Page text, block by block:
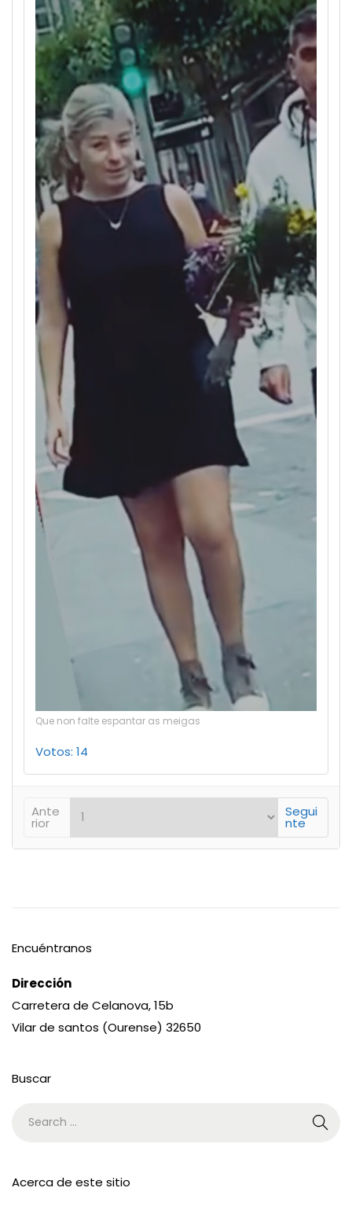
Que non falte espantar as meigas
Votos: 14
Ante
rior
Segui
nte
Encuéntranos
Dirección
Carretera de Celanova, 15b
Vilar de santos (Ourense) 32650
Buscar
Acerca de este sitio